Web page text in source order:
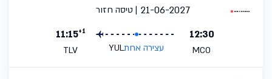
טיסה חזור
21-06-2027
12:30
MCO עצירה אחתYUL
11:15+1
TLV